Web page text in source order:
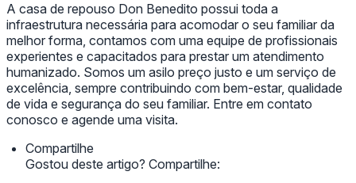
A casa de repouso Don Benedito possui toda a
infraestrutura necessária para acomodar o seu familiar da
melhor forma, contamos com uma equipe de profissionais
experientes e capacitados para prestar um atendimento
humanizado. Somos um asilo preço justo e um serviço de
excelência, sempre contribuindo com bem-estar, qualidade
de vida e segurança do seu familiar. Entre em contato
conosco e agende uma visita.
Compartilhe
Gostou deste artigo? Compartilhe: